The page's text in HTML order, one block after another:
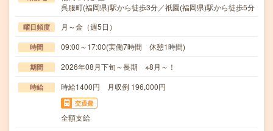
呉服町(福岡県)駅から徒歩3分／祇園(福岡県)駅から徒歩5分
曜日頻度 月～金（週5日）
時間 09:00～17:00(実働7時間 休憩1時間)
期間 2026年08月下旬～長期 ※8月～！
時給 時給1400円 月収例 196,000円
交通費
全額支給